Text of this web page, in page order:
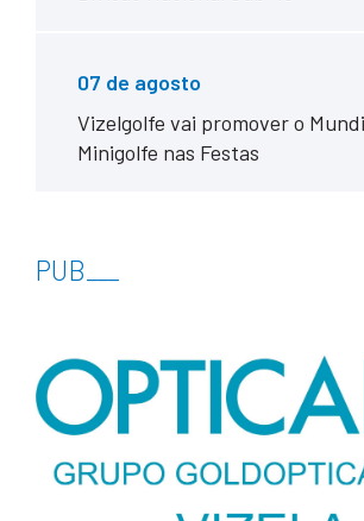
07 de agosto
Vizelgolfe vai promover o
Minigolfe nas Festas
PUB